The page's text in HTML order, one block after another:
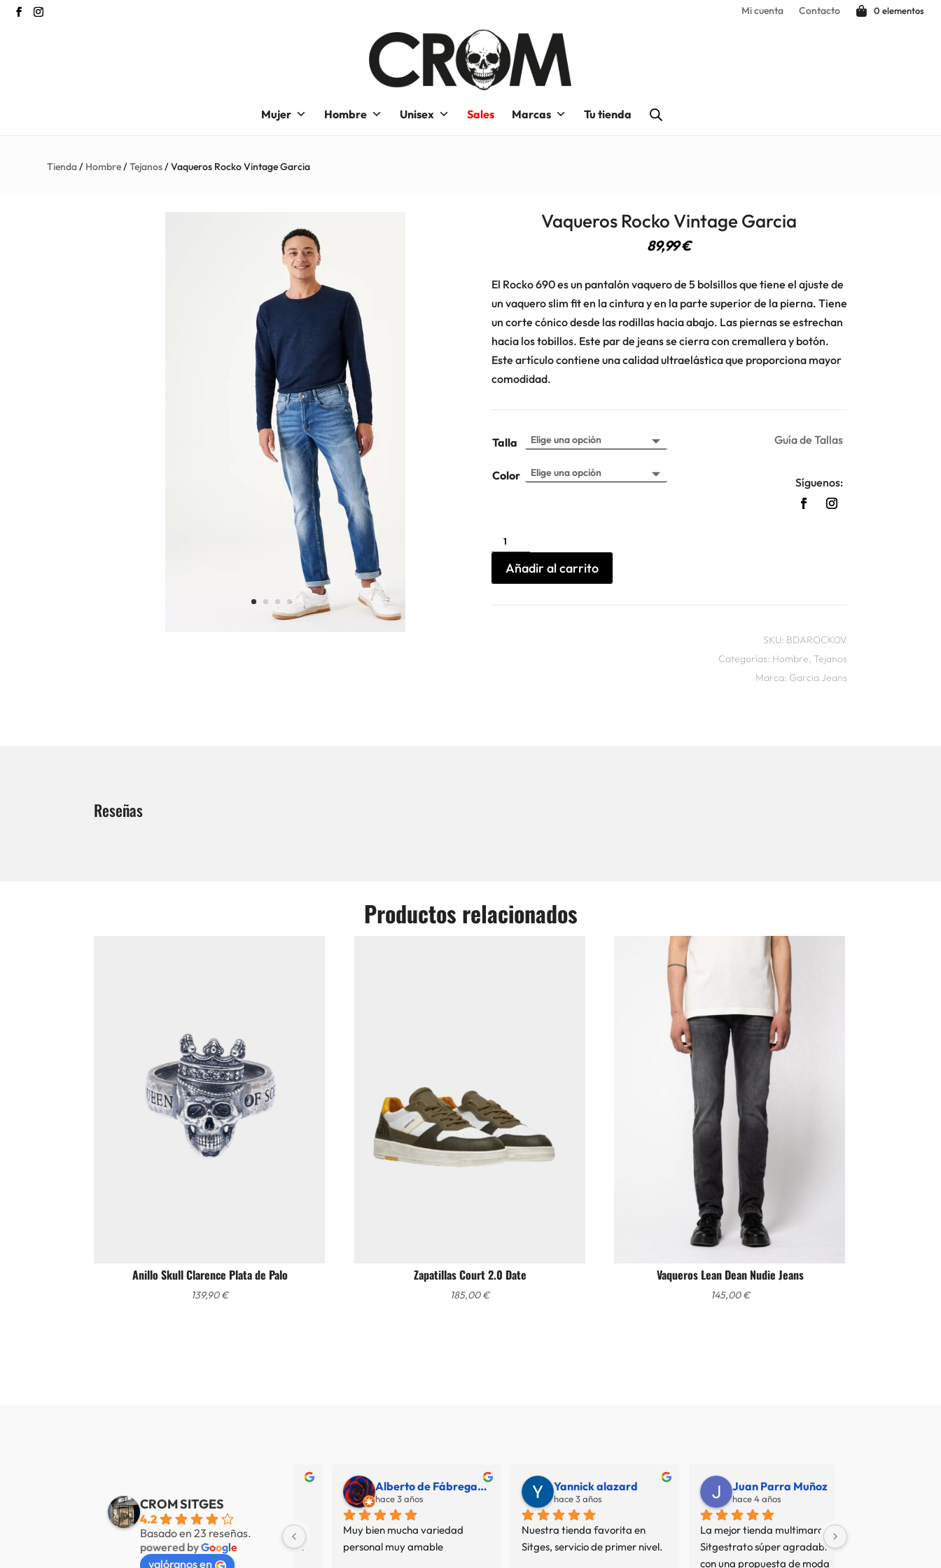
Mi cuenta Contacto 0 elementos
Mujer Hombre Unisex Sales Marcas Tu tienda
Tienda/ Hombre/Tejanos/ Vaqueros Rocko Vintage Garcia
Vaqueros Rocko Vintage Garcia
89,99€
El Rocko 690 es un pantalón vaquero de 5 bolsillos que tiene el ajuste de
un vaquero slim fit en la cintura y en la parte superior de la pierna. Tiene
un corte cónico desde las rodillas hacia abajo. Las piernas se estrechan
hacia los tobillos. Este par de jeans se cierra con cremallera y botón.
Este artículo contiene una calidad ultraelástica que proporciona mayor
comodidad.
Talla
Color
Vaqueros
Rocko
Vintage
Garcia
cantidad
Añadir al carrito
Guía de Tallas
Síguenos:
SKU: BDAROCKOV
Categorías: Hombre, Tejanos
Marca: Garcia Jeans
Reseñas
Productos relacionados
Anillo Skull Clarence Plata de Palo
139,90€
Zapatillas Court 2.0 Date
185,00€
Vaqueros Lean Dean Nudie Jeans
145,00€
CROM SITGES
4.2
Basado en 23 reseñas.
powered byGoogle
valóranos en
hace 3 años
Nuestra tienda favorita en
Sitges, servicio de primer nivel.
Juan Parra Muñoz
hace 4 años
La mejor tienda multimarca de
Sitgestrato súper agradable
M. A.
hace 4 años
Siempre estupendo el trato y la
calidad de las marcas que
Chispa The teckel
hace 4 años
Trato perfecto e impecable por
parte de las dependientas. La
colección de verano es una
No termino de
resto de opiniones...